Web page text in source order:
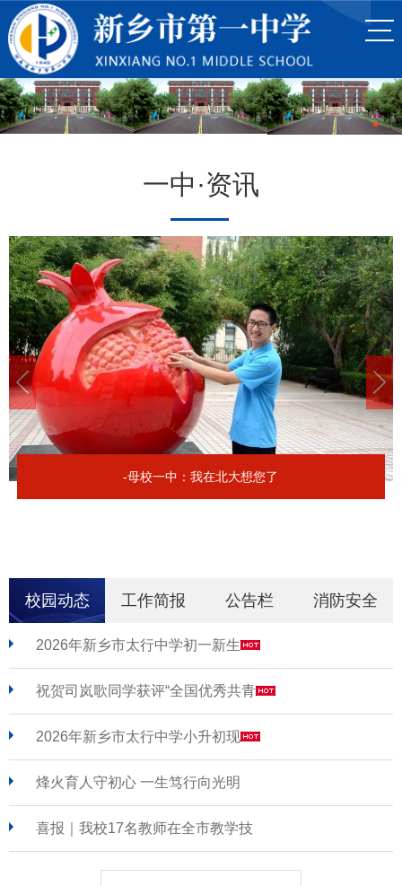
一中·资讯
-母校一中：我在北大想您了
校园动态 工作简报 公告栏 消防安全
2026年新乡市太行中学初一新生
祝贺司岚歌同学获评“全国优秀共青
2026年新乡市太行中学小升初现
烽火育人守初心 一生笃行向光明
喜报｜我校17名教师在全市教学技